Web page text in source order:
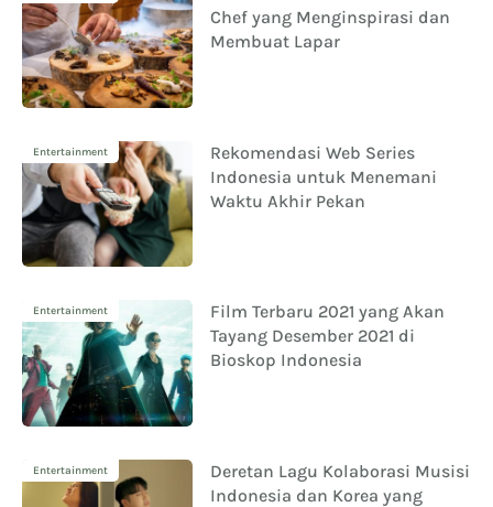
Chef yang Menginspirasi dan
Membuat Lapar
Entertainment
Rekomendasi Web Series
Indonesia untuk Menemani
Waktu Akhir Pekan
Entertainment
Film Terbaru 2021 yang Akan
Tayang Desember 2021 di
Bioskop Indonesia
Entertainment
Deretan Lagu Kolaborasi Musisi
Indonesia dan Korea yang